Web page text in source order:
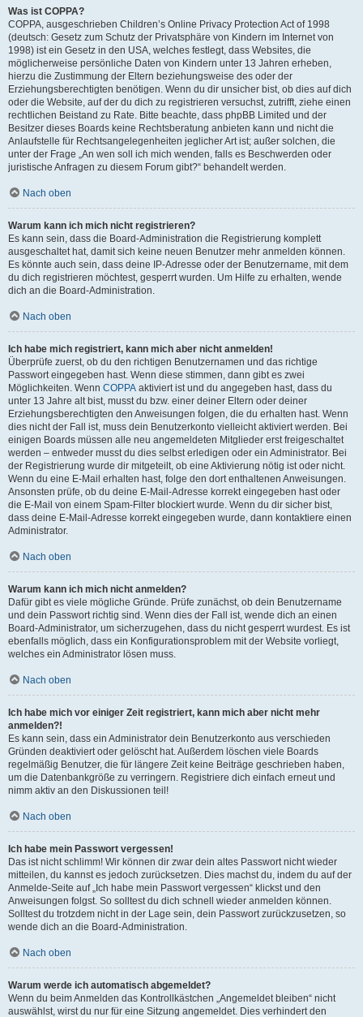
Was ist COPPA?
COPPA, ausgeschrieben Children’s Online Privacy Protection Act of 1998
(deutsch: Gesetz zum Schutz der Privatsphäre von Kindern im Internet von
1998) ist ein Gesetz in den USA, welches festlegt, dass Websites, die
möglicherweise persönliche Daten von Kindern unter 13 Jahren erheben,
hierzu die Zustimmung der Eltern beziehungsweise des oder der
Erziehungsberechtigten benötigen. Wenn du dir unsicher bist, ob dies auf dich
oder die Website, auf der du dich zu registrieren versuchst, zutrifft, ziehe einen
rechtlichen Beistand zu Rate. Bitte beachte, dass phpBB Limited und der
Besitzer dieses Boards keine Rechtsberatung anbieten kann und nicht die
Anlaufstelle für Rechtsangelegenheiten jeglicher Art ist; außer solchen, die
unter der Frage „An wen soll ich mich wenden, falls es Beschwerden oder
juristische Anfragen zu diesem Forum gibt?“ behandelt werden.
Nach oben
Warum kann ich mich nicht registrieren?
Es kann sein, dass die Board-Administration die Registrierung komplett
ausgeschaltet hat, damit sich keine neuen Benutzer mehr anmelden können.
Es könnte auch sein, dass deine IP-Adresse oder der Benutzername, mit dem
du dich registrieren möchtest, gesperrt wurden. Um Hilfe zu erhalten, wende
dich an die Board-Administration.
Nach oben
Ich habe mich registriert, kann mich aber nicht anmelden!
Überprüfe zuerst, ob du den richtigen Benutzernamen und das richtige
Passwort eingegeben hast. Wenn diese stimmen, dann gibt es zwei
Möglichkeiten. Wenn COPPA aktiviert ist und du angegeben hast, dass du
unter 13 Jahre alt bist, musst du bzw. einer deiner Eltern oder deiner
Erziehungsberechtigten den Anweisungen folgen, die du erhalten hast. Wenn
dies nicht der Fall ist, muss dein Benutzerkonto vielleicht aktiviert werden. Bei
einigen Boards müssen alle neu angemeldeten Mitglieder erst freigeschaltet
werden – entweder musst du dies selbst erledigen oder ein Administrator. Bei
der Registrierung wurde dir mitgeteilt, ob eine Aktivierung nötig ist oder nicht.
Wenn du eine E-Mail erhalten hast, folge den dort enthaltenen Anweisungen.
Ansonsten prüfe, ob du deine E-Mail-Adresse korrekt eingegeben hast oder
die E-Mail von einem Spam-Filter blockiert wurde. Wenn du dir sicher bist,
dass deine E-Mail-Adresse korrekt eingegeben wurde, dann kontaktiere einen
Administrator.
Nach oben
Warum kann ich mich nicht anmelden?
Dafür gibt es viele mögliche Gründe. Prüfe zunächst, ob dein Benutzername
und dein Passwort richtig sind. Wenn dies der Fall ist, wende dich an einen
Board-Administrator, um sicherzugehen, dass du nicht gesperrt wurdest. Es ist
ebenfalls möglich, dass ein Konfigurationsproblem mit der Website vorliegt,
welches ein Administrator lösen muss.
Nach oben
Ich habe mich vor einiger Zeit registriert, kann mich aber nicht mehr
anmelden?!
Es kann sein, dass ein Administrator dein Benutzerkonto aus verschieden
Gründen deaktiviert oder gelöscht hat. Außerdem löschen viele Boards
regelmäßig Benutzer, die für längere Zeit keine Beiträge geschrieben haben,
um die Datenbankgröße zu verringern. Registriere dich einfach erneut und
nimm aktiv an den Diskussionen teil!
Nach oben
Ich habe mein Passwort vergessen!
Das ist nicht schlimm! Wir können dir zwar dein altes Passwort nicht wieder
mitteilen, du kannst es jedoch zurücksetzen. Dies machst du, indem du auf der
Anmelde-Seite auf „Ich habe mein Passwort vergessen“ klickst und den
Anweisungen folgst. So solltest du dich schnell wieder anmelden können.
Solltest du trotzdem nicht in der Lage sein, dein Passwort zurückzusetzen, so
wende dich an die Board-Administration.
Nach oben
Warum werde ich automatisch abgemeldet?
Wenn du beim Anmelden das Kontrollkästchen „Angemeldet bleiben“ nicht
auswählst, wirst du nur für eine Sitzung angemeldet. Dies verhindert den